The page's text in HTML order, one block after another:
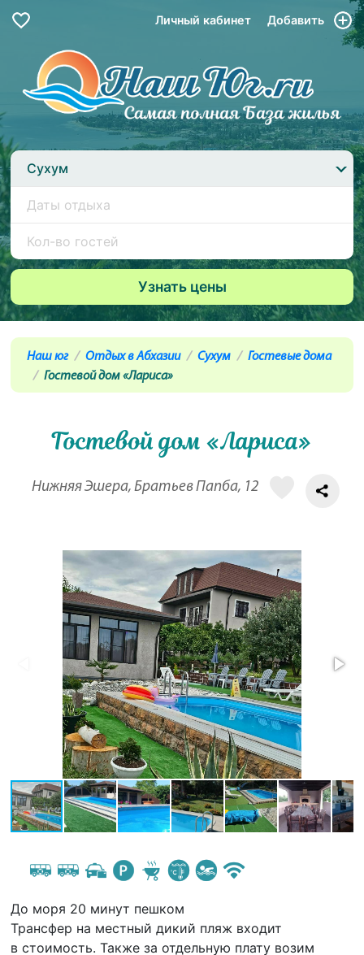
Личный кабинет Добавить
Сухум
Наш юг Отдых в Абхазии Сухум
Гостевые дома
Гостевой дом «Лариса»
Гостевой дом «Лариса»
Нижняя Эшера, Братьев Папба, 12
До моря 20 минут пешком
Трансфер на местный дикий пляж входит
в стоимость. Также за отдельную плату возим